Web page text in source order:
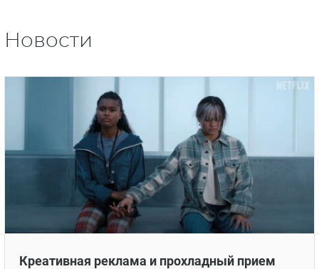
Новости
Креативная реклама и прохладный прием